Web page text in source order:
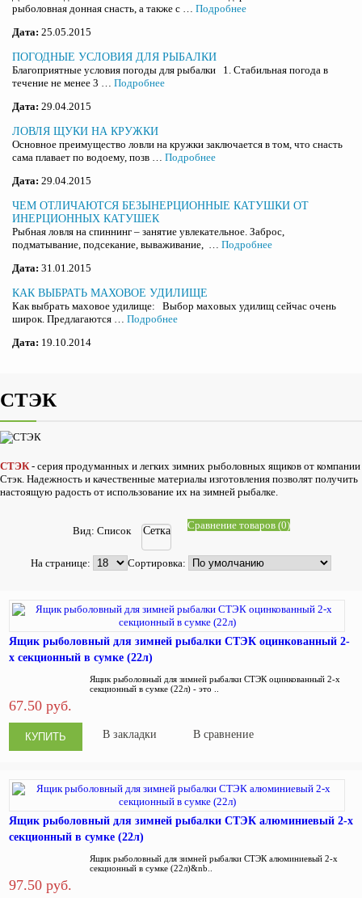
рыболовная донная снасть, а также с … Подробнее
Дата: 25.05.2015
ПОГОДНЫЕ УСЛОВИЯ ДЛЯ РЫБАЛКИ
Благоприятные условия погоды для рыбалки 1. Стабильная погода в
течение не менее 3 … Подробнее
Дата: 29.04.2015
ЛОВЛЯ ЩУКИ НА КРУЖКИ
Основное преимущество ловли на кружки заключается в том, что снасть
сама плавает по водоему, позв … Подробнее
Дата: 29.04.2015
ЧЕМ ОТЛИЧАЮТСЯ БЕЗЫНЕРЦИОННЫЕ КАТУШКИ ОТ
ИНЕРЦИОННЫХ КАТУШЕК
Рыбная ловля на спиннинг – занятие увлекательное. Заброс,
подматывание, подсекание, вываживание, … Подробнее
Дата: 31.01.2015
КАК ВЫБРАТЬ МАХОВОЕ УДИЛИЩЕ
Как выбрать маховое удилище: Выбор маховых удилищ сейчас очень
широк. Предлагаются … Подробнее
Дата: 19.10.2014
СТЭК
СТЭК- серия продуманных и легких зимних рыболовных ящиков от компании
Стэк. Надежность и качественные материалы изготовления позволят получить
настоящую радость от использование их на зимней рыбалке.
Вид: Список Сетка Сравнение товаров (0)
На странице: Сортировка:
Ящик рыболовный для зимней рыбалки СТЭК оцинкованный 2-
х секционный в сумке (22л)
Ящик рыболовный для зимней рыбалки СТЭК оцинкованный 2-х
секционный в сумке (22л) - это ..
67.50 руб.
В закладки В сравнение
Ящик рыболовный для зимней рыбалки СТЭК алюминиевый 2-х
секционный в сумке (22л)
Ящик рыболовный для зимней рыбалки СТЭК алюминиевый 2-х
секционный в сумке (22л)&nb..
97.50 руб.